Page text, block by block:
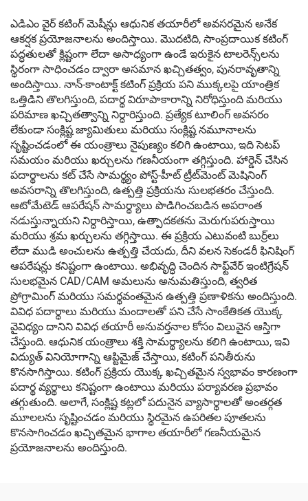
ఎడిఎం వైర్ కటింగ్ మెషీన్లు ఆధునిక తయారీలో అవసరమైన అనేక
ఆకర్షక ప్రయోజనాలను అందిస్తాయి. మొదటిది, సాంప్రదాయిక కటింగ్
పద్ధతులతో క్లిష్టంగా లేదా అసాధ్యంగా ఉండే ఇరుకైన టాలరెన్స్‌లను
స్థిరంగా సాధించడం ద్వారా అసమాన ఖచ్చితత్వం, పునరావృతాన్ని
అందిస్తాయి. నాన్-కాంటాక్ట్ కటింగ్ ప్రక్రియ పని ముక్కలపై యాంత్రిక
ఒత్తిడిని తొలగిస్తుంది, పదార్థ విరూపాకారాన్ని నిరోధిస్తుంది మరియు
పరిమాణ ఖచ్చితత్వాన్ని నిర్ధారిస్తుంది. ప్రత్యేక టూలింగ్ అవసరం
లేకుండా సంక్లిష్ట జ్యామితులు మరియు సంక్లిష్ట నమూనాలను
సృష్టించడంలో ఈ యంత్రాలు నైపుణ్యం కలిగి ఉంటాయి, ఇది సెటప్
సమయం మరియు ఖర్చులను గణనీయంగా తగ్గిస్తుంది. హార్డెన్ చేసిన
పదార్థాలను కట్ చేసే సామర్థ్యం పోస్ట్-హీట్ ట్రీట్‌మెంట్ మెషినింగ్
అవసరాన్ని తొలగిస్తుంది, ఉత్పత్తి ప్రక్రియను సులభతరం చేస్తుంది.
ఆటోమేటెడ్ ఆపరేషన్ సామర్థ్యాలు పొడిగించబడిన అపరాంత
నడుస్తున్నాయని నిర్ధారిస్తాయి, ఉత్పాదకతను మెరుగుపరుస్తాయి
మరియు శ్రమ ఖర్చులను తగ్గిస్తాయి. ఈ ప్రక్రియ ఎటువంటి బుర్ర్‌లు
లేదా ముడి అంచులను ఉత్పత్తి చేయదు, దీని వలన సెకండరీ ఫినిషింగ్
ఆపరేషన్లు కనిష్టంగా ఉంటాయి. అభివృద్ధి చెందిన సాఫ్ట్‌వేర్ ఇంటిగ్రేషన్
సులభమైన CAD/CAM అమలును అనుమతిస్తుంది, త్వరిత
ప్రోగ్రామింగ్ మరియు సమర్థవంతమైన ఉత్పత్తి ప్రణాళికను అందిస్తుంది.
వివిధ పదార్థాలు మరియు మందాలతో పని చేసే సాంకేతికత యొక్క
వైవిధ్యం దానిని వివిధ తయారీ అనువర్తనాల కోసం విలువైన ఆస్తిగా
చేస్తుంది. ఆధునిక యంత్రాలు శక్తి సామర్థ్యాలను కలిగి ఉంటాయి, ఇవి
విద్యుత్ వినియోగాన్ని ఆప్టిమైజ్ చేస్తాయి, కటింగ్ పనితీరును
కొనసాగిస్తాయి. కటింగ్ ప్రక్రియ యొక్క ఖచ్చితమైన స్వభావం కారణంగా
పదార్థ వ్యర్థాలు కనిష్టంగా ఉంటాయి మరియు పర్యావరణ ప్రభావం
తగ్గుతుంది. అలాగే, సంక్లిష్ట కట్లలో పదునైన వ్యాసార్థాలతో అంతర్గత
మూలలను సృష్టించడం మరియు స్థిరమైన ఉపరితల పూతలను
కొనసాగించడం ఖచ్చితమైన భాగాల తయారీలో గణనీయమైన
ప్రయోజనాలను అందిస్తుంది.